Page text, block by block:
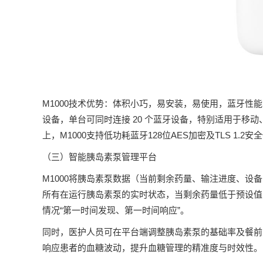
M1000技术优势：体积小巧，易安装，易使用，蓝牙性
设备，单台可同时连接 20 个蓝牙设备，特别适用于移
上，M1000支持低功耗蓝牙128位AES加密及TLS 1.2安
（三）智能胰岛素泵管理平台
M1000将胰岛素泵数据（当前剩余药量、输注进度、设
所有在运行胰岛素泵的实时状态，当剩余药量低于预设
情况“第一时间发现、第一时间响应”。
同时，医护人员可在平台端调整胰岛素泵的基础率及餐
响应患者的血糖波动，提升血糖管理的精准度与时效性。